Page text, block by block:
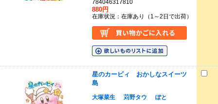
784046317810
880円
在庫状況：在庫あり（1～2日で出荷）
星のカービィ おかしなスイーツ
島
大塚菜生 苅野タウ
ぽと